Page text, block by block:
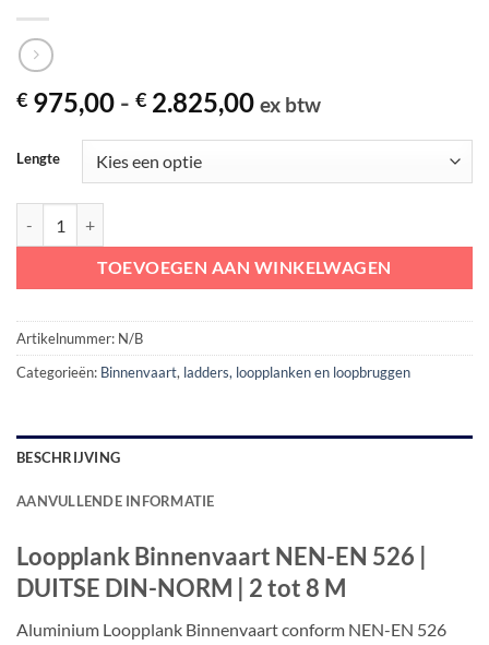
€ 975,00 - € 2.825,00Prijsklasse:
€ 2.825,00
ex btw
Lengte
TOEVOEGEN AAN WINKELWAGEN
Artikelnummer: N/B
Categorieën: Binnenvaart, ladders, loopplanken en loopbruggen
BESCHRIJVING
AANVULLENDE INFORMATIE
Loopplank Binnenvaart NEN-EN 526 |
DUITSE DIN-NORM | 2 tot 8 M
Aluminium Loopplank Binnenvaart conform NEN-EN 526